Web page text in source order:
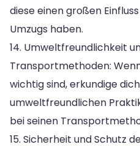
diese einen großen
Umzugs haben.
14. Umweltfreundlichkeit
Transportmethoden:
wichtig sind, erkundige
umweltfreundlichen
bei seinen
15. Sicherheit und Schutz